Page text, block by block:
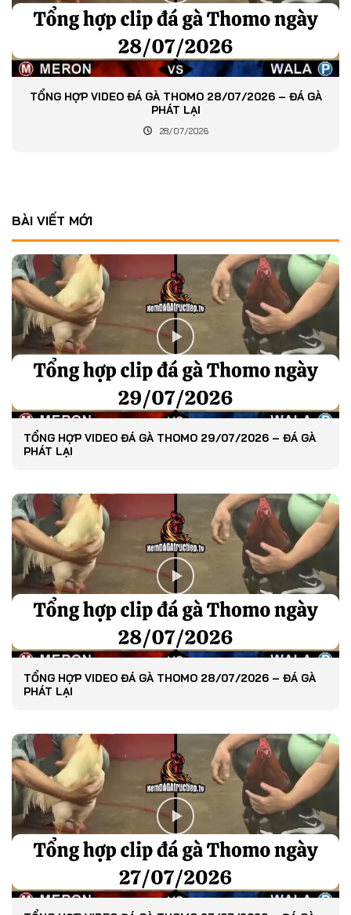
TỔNG HỢP VIDEO ĐÁ GÀ THOMO 28/07/2026 – ĐÁ GÀ
PHÁT LẠI
28/07/2026
BÀI VIẾT MỚI
TỔNG HỢP VIDEO ĐÁ GÀ THOMO 29/07/2026 – ĐÁ GÀ
PHÁT LẠI
TỔNG HỢP VIDEO ĐÁ GÀ THOMO 28/07/2026 – ĐÁ GÀ
PHÁT LẠI